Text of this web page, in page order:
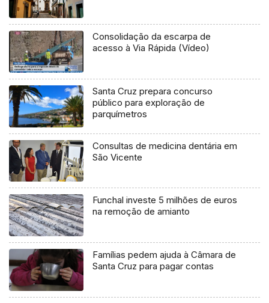
Consolidação da escarpa de
acesso à Via Rápida (Vídeo)
Santa Cruz prepara concurso
público para exploração de
parquímetros
Consultas de medicina dentária em
São Vicente
Funchal investe 5 milhões de euros
na remoção de amianto
Famílias pedem ajuda à Câmara de
Santa Cruz para pagar contas